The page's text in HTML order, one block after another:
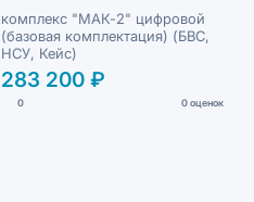
комплекс "МАК-2" цифровой
(базовая комплектация) (БВС,
НСУ, Кейс)
283 200 ₽
0 0 оценок